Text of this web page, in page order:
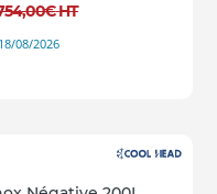
,00€HT
08/2026